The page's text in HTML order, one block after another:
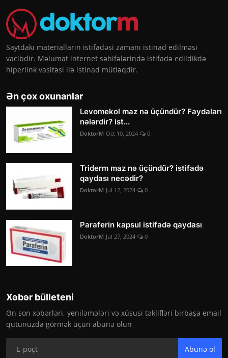
Saytdakı materialların istifadəsi zamanı istinad edilməsi
vacibdir. Məlumat internet səhifələrində istifadə edildikdə
hiperlink vasitəsi ilə istinad mütləqdir.
Ən çox oxunanlar
Levomekol maz nə üçündür? Faydaları
nələrdir? ist...
DoktorM Oct 10, 2024 0
Triderm maz nə üçündür? istifadə
qaydası necədir?
DoktorM Jul 12, 2024 0
Paraferin kapsul istifadə qaydası
DoktorM Jul 27, 2024 0
Xəbər bülleteni
Ən son xəbərləri, yeniləmələri və xüsusi təklifləri birbaşa email
qutunuzda görmək üçün abunə olun
Abunə ol